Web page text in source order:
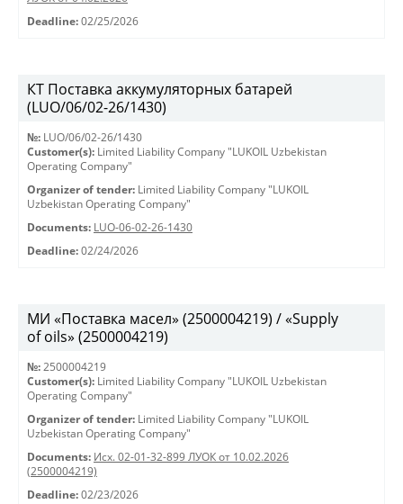
Deadline: 02/25/2026
КТ Поставка аккумуляторных батарей
(LUO/06/02-26/1430)
№: LUO/06/02-26/1430
Customer(s): Limited Liability Company "LUKOIL Uzbekistan
Operating Company"
Organizer of tender: Limited Liability Company "LUKOIL
Uzbekistan Operating Company"
Documents: LUO-06-02-26-1430
Deadline: 02/24/2026
МИ «Поставка масел» (2500004219) / «Supply
of oils» (2500004219)
№: 2500004219
Customer(s): Limited Liability Company "LUKOIL Uzbekistan
Operating Company"
Organizer of tender: Limited Liability Company "LUKOIL
Uzbekistan Operating Company"
Documents: Исх. 02-01-32-899 ЛУОК от 10.02.2026
(2500004219)
Deadline: 02/23/2026